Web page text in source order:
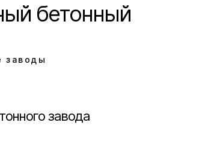
бетонный
заводы
завода